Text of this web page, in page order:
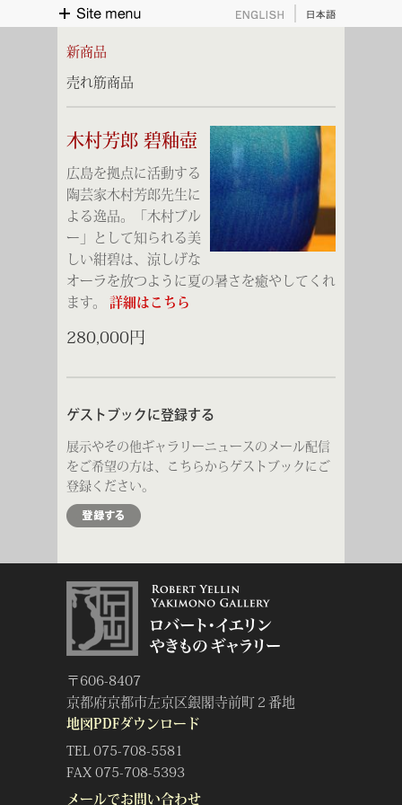
新商品
売れ筋商品
木村芳郎 碧釉壺
広島を拠点に活動する
陶芸家木村芳郎先生に
よる逸品。「木村ブル
ー」として知られる美
しい紺碧は、涼しげな
オーラを放つように夏の暑さを癒やしてくれ
ます。 詳細はこちら
280,000円
ゲストブックに登録する
展示やその他ギャラリーニュースのメール配信
をご希望の方は、こちらからゲストブックにご
登録ください。
〒606-8407
京都府京都市左京区銀閣寺前町２番地
地図PDFダウンロード
TEL 075-708-5581
FAX 075-708-5393
メールでお問い合わせ